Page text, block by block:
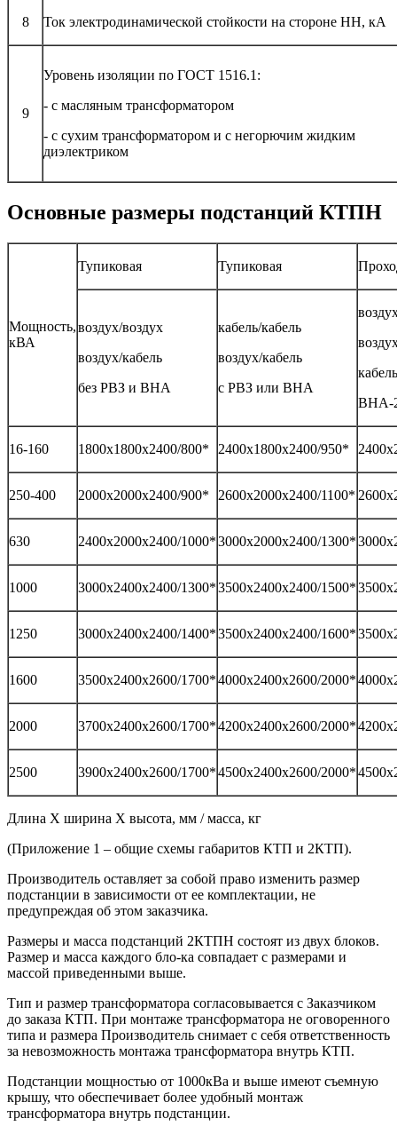
8 Ток электродинамической стойкости на стороне НН, кА
9
Уровень изоляции по ГОСТ 1516.1:
- с масляным трансформатором
- с сухим трансформатором и с негорючим жидким
диэлектриком
Основные размеры подстанций КТПН
Мощность,
кВА
Тупиковая Тупиковая
воздух/воздух
воздух/кабель
без РВЗ и ВНА
кабель/кабель
воздух/кабель
с РВЗ или ВНА
ВНА-
16-160 1800х1800х2400/800* 2400х1800х2400/950*
250-400 2000х2000х2400/900* 2600х2000х2400/1100*
630 2400х2000х2400/1000*3000х2000х2400/1300*
1000 3000х2400х2400/1300*3500х2400х2400/1500*
1250 3000х2400х2400/1400*3500х2400х2400/1600*
1600 3500х2400х2600/1700*4000х2400х2600/2000*
2000 3700х2400х2600/1700*4200х2400х2600/2000*
2500 3900х2400х2600/1700*4500х2400х2600/2000*
Длина Х ширина Х высота, мм / масса, кг
(Приложение 1 – общие схемы габаритов КТП и 2КТП).
Производитель оставляет за собой право изменить размер
подстанции в зависимости от ее комплектации, не
предупреждая об этом заказчика.
Размеры и масса подстанций 2КТПН состоят из двух блоков.
Размер и масса каждого бло-ка совпадает с размерами и
массой приведенными выше.
Тип и размер трансформатора согласовывается с Заказчиком
до заказа КТП. При монтаже трансформатора не оговоренного
типа и размера Производитель снимает с себя ответственность
за невозможность монтажа трансформатора внутрь КТП.
Подстанции мощностью от 1000кВа и выше имеют съемную
крышу, что обеспечивает более удобный монтаж
трансформатора внутрь подстанции.